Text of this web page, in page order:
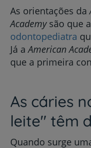
As orientações da
Academysão que
odontopediatra
Já aAmerican
que a primeira
As cáries
leite" têm
Quando surge